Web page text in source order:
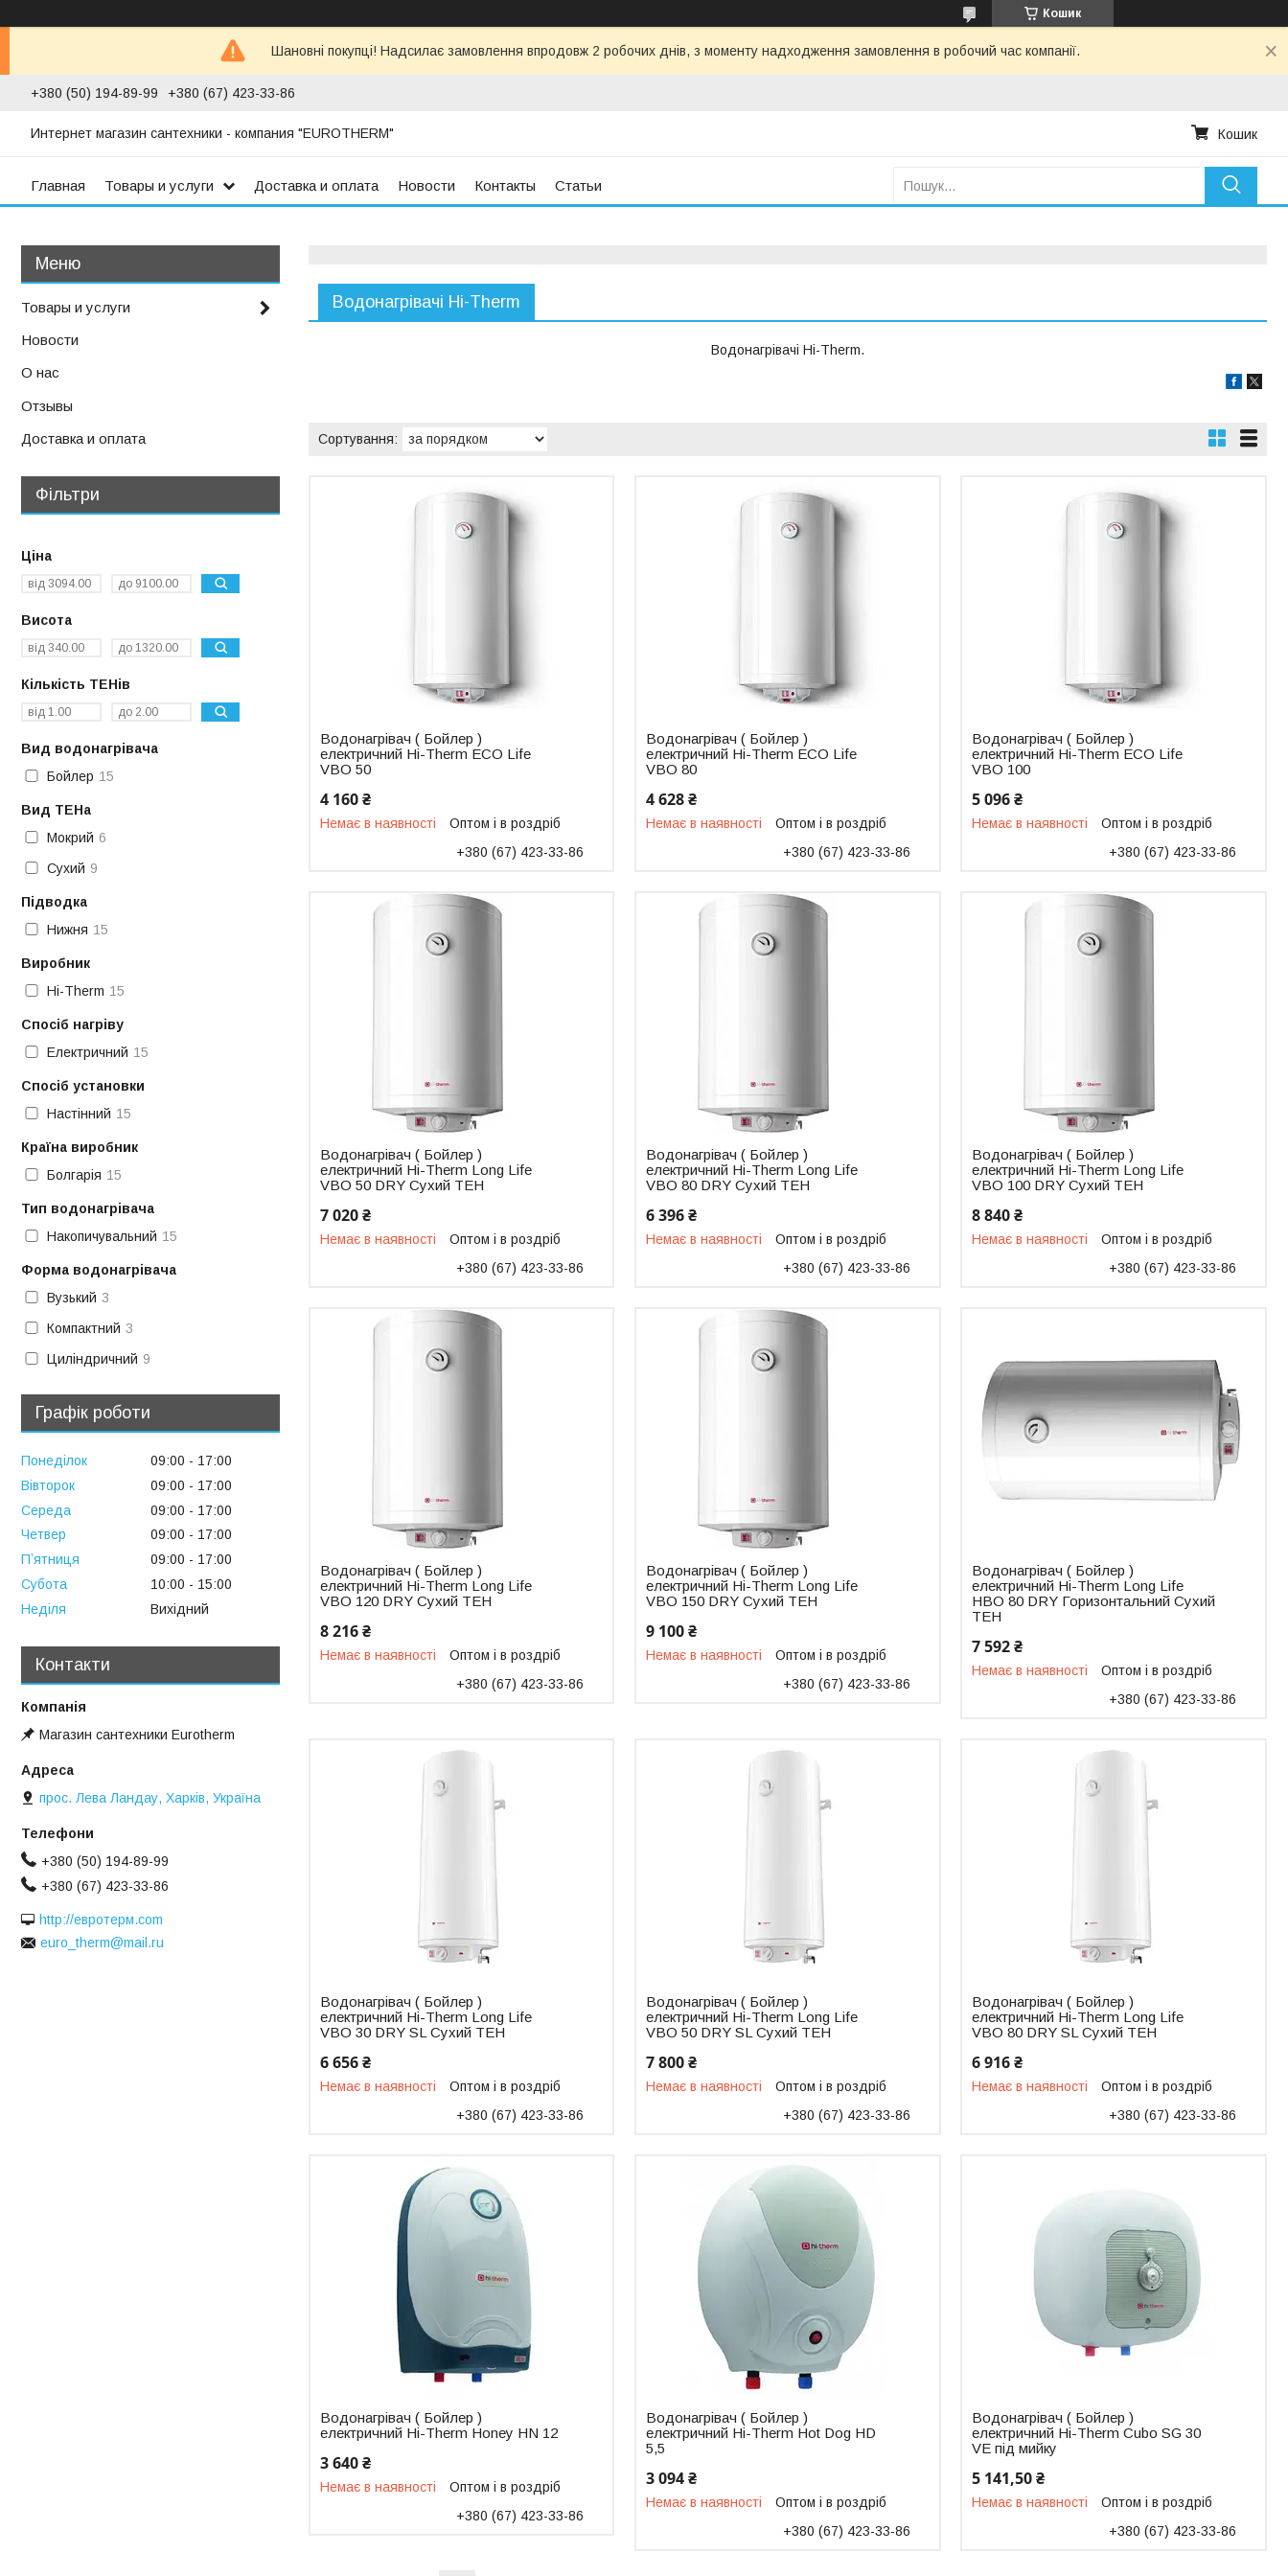
Кошик
Шановні покупці! Надсилає замовлення впродовж 2 робочих днів, з моменту надходження замовлення в робочий час компанії.
+380 (50) 194-89-99 +380 (67) 423-33-86
Интернет магазин сантехники - компания "EUROTHERM" Кошик
Главная Товары и услуги Доставка и оплата Новости Контакты Статьи
Водонагрівачі Hi-Therm
Водонагрівачі Hi-Therm.
Водонагрівач ( Бойлер )
електричний Hi-Therm ECO Life
VBO 50
4 160 ₴
Немає в наявності
Оптом і в роздріб
+380 (67) 423-33-86
Водонагрівач ( Бойлер )
електричний Hi-Therm ECO Life
VBO 80
4 628 ₴
Немає в наявності
Оптом і в роздріб
+380 (67) 423-33-86
Водонагрівач ( Бойлер )
електричний Hi-Therm ECO Life
VBO 100
5 096 ₴
Немає в наявності
Оптом і в роздріб
+380 (67) 423-33-86
Водонагрівач ( Бойлер )
електричний Hi-Therm Long Life
VBO 50 DRY Сухий ТЕН
7 020 ₴
Немає в наявності
Оптом і в роздріб
+380 (67) 423-33-86
Водонагрівач ( Бойлер )
електричний Hi-Therm Long Life
VBO 80 DRY Сухий ТЕН
6 396 ₴
Немає в наявності
Оптом і в роздріб
+380 (67) 423-33-86
Водонагрівач ( Бойлер )
електричний Hi-Therm Long Life
VBO 100 DRY Сухий ТЕН
8 840 ₴
Немає в наявності
Оптом і в роздріб
+380 (67) 423-33-86
Водонагрівач ( Бойлер )
електричний Hi-Therm Long Life
VBO 120 DRY Сухий ТЕН
8 216 ₴
Немає в наявності
Оптом і в роздріб
+380 (67) 423-33-86
Водонагрівач ( Бойлер )
електричний Hi-Therm Long Life
VBO 150 DRY Сухий ТЕН
9 100 ₴
Немає в наявності
Оптом і в роздріб
+380 (67) 423-33-86
Водонагрівач ( Бойлер )
електричний Hi-Therm Long Life
HBO 80 DRY Горизонтальний Сухий
ТЕН
7 592 ₴
Немає в наявності
Оптом і в роздріб
+380 (67) 423-33-86
Водонагрівач ( Бойлер )
електричний Hi-Therm Long Life
VBO 30 DRY SL Сухий ТЕН
6 656 ₴
Немає в наявності
Оптом і в роздріб
+380 (67) 423-33-86
Водонагрівач ( Бойлер )
електричний Hi-Therm Long Life
VBO 50 DRY SL Сухий ТЕН
7 800 ₴
Немає в наявності
Оптом і в роздріб
+380 (67) 423-33-86
Водонагрівач ( Бойлер )
електричний Hi-Therm Long Life
VBO 80 DRY SL Сухий ТЕН
6 916 ₴
Немає в наявності
Оптом і в роздріб
+380 (67) 423-33-86
Водонагрівач ( Бойлер )
електричний Hi-Therm Honey HN 12
3 640 ₴
Немає в наявності
Оптом і в роздріб
+380 (67) 423-33-86
Водонагрівач ( Бойлер )
електричний Hi-Therm Hot Dog HD
5,5
3 094 ₴
Немає в наявності
Оптом і в роздріб
+380 (67) 423-33-86
Водонагрівач ( Бойлер )
електричний Hi-Therm Cubo SG 30
VE під мийку
5 141,50 ₴
Немає в наявності
Оптом і в роздріб
+380 (67) 423-33-86
Товары и услуги
Новости
О нас
Отзывы
Доставка и оплата
Фільтри
Ціна
Висота
Кількість ТЕНів
Вид водонагрівача
Бойлер 15
Вид ТЕНа
Мокрий 6
Сухий 9
Підводка
Нижня 15
Виробник
Hi-Therm 15
Спосіб нагріву
Електричний 15
Спосіб установки
Настінний 15
Країна виробник
Болгарія 15
Тип водонагрівача
Накопичувальний 15
Форма водонагрівача
Вузький 3
Компактний 3
Циліндричний 9
Графік роботи
Понеділок 09:00
17:00
Вівторок
09:00
17:00
Середа
09:00
17:00
Четвер
09:00
17:00
Пʼятниця
09:00
17:00
Субота
10:00
15:00
Неділя
Вихідний
Контакти
Магазин сантехники Eurotherm
прос. Лева Ландау, Харків, Україна
+380 (50) 194-89-99
+380 (67) 423-33-86
http://евротерм.com
euro_therm@mail.ru